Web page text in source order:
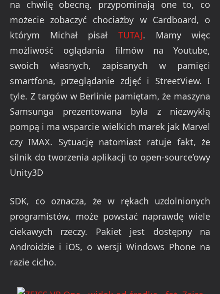
na chwilę obecną, przypominają one to, co
możecie zobaczyć chociażby w Cardboard, o
którym Michał pisał TUTAJ. Mamy więc
możliwość oglądania filmów na Youtube,
swoich własnych, zapisanych w pamięci
smartfona, przeglądanie zdjęć i StreetView. I
tyle. Z targów w Berlinie pamiętam, że maszyna
Samsunga prezentowana była z niezwykłą
pompą i ma wsparcie wielkich marek jak Marvel
czy IMAX. Sytuację natomiast ratuje fakt, że
silnik do tworzenia aplikacji to open-source’owy
Unity3D
SDK, co oznacza, że w rękach uzdolnionych
programistów, może powstać naprawdę wiele
ciekawych rzeczy. Pakiet jest dostępny na
Androidzie i iOS, o wersji Windows Phone na
razie cicho.